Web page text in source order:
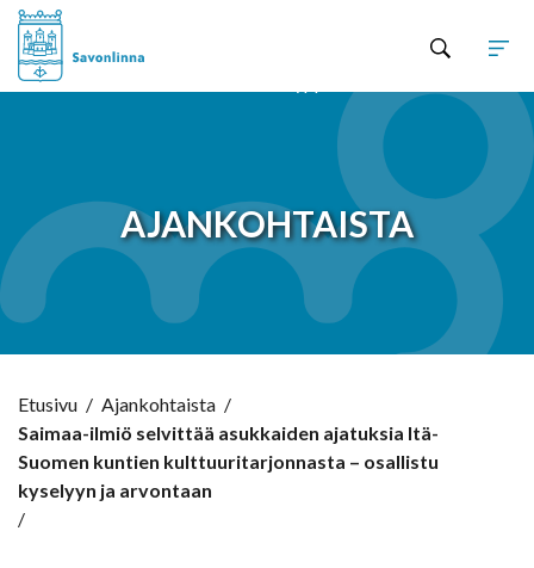
AJANKOHTAISTA
Etusivu / Ajankohtaista /
Saimaa-ilmiö selvittää asukkaiden ajatuksia Itä-
Suomen kuntien kulttuuritarjonnasta – osallistu
kyselyyn ja arvontaan
/